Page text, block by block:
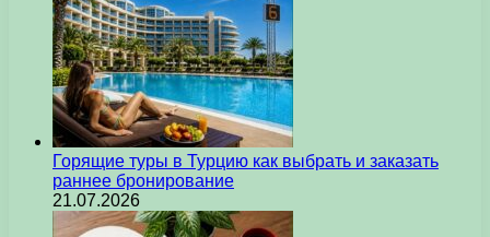
Горящие туры в Турцию как выбрать и заказать
раннее бронирование
21.07.2026